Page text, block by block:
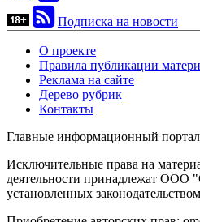
Подписка на новости
О проекте
Правила публикации
Реклама на сайте
Дерево рубрик
Контакты
Главные информационный портал
Исключительные права на
деятельности принадлежат ООО
установленных